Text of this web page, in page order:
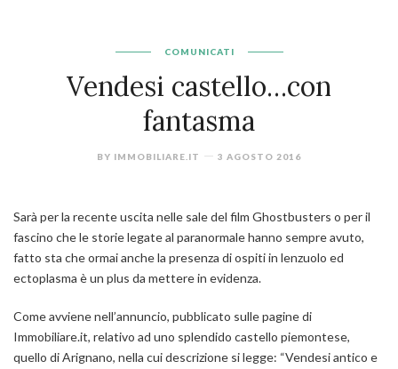
COMUNICATI
Vendesi castello…con
fantasma
BY IMMOBILIARE.IT 3 AGOSTO 2016
Sarà per la recente uscita nelle sale del film Ghostbusters o per il
fascino che le storie legate al paranormale hanno sempre avuto,
fatto sta che ormai anche la presenza di ospiti in lenzuolo ed
ectoplasma è un plus da mettere in evidenza.
Come avviene nell’annuncio, pubblicato sulle pagine di
Immobiliare.it, relativo ad uno splendido castello piemontese,
quello di Arignano, nella cui descrizione si legge: “Vendesi antico e